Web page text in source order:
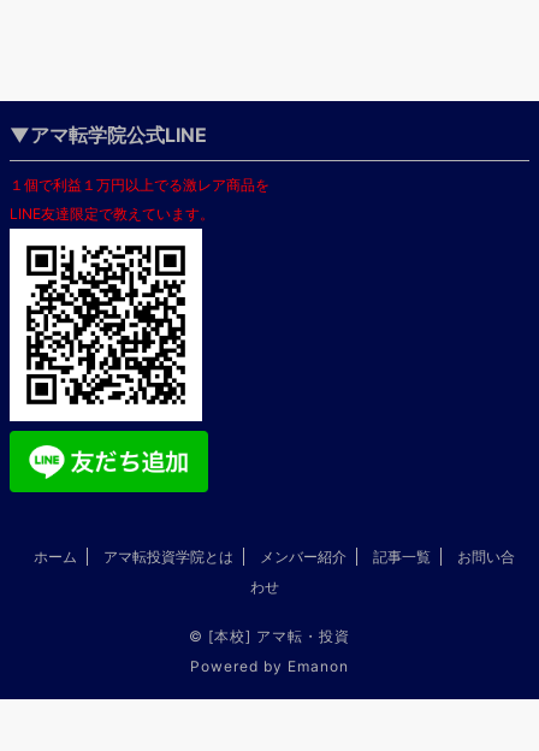
▼アマ転学院公式LINE
１個で利益１万円以上でる激レア商品を
LINE友達限定で教えています。
ホーム アマ転投資学院とは メンバー紹介 記事一覧
お問い合
わせ
© [本校] アマ転・投資
Powered by Emanon